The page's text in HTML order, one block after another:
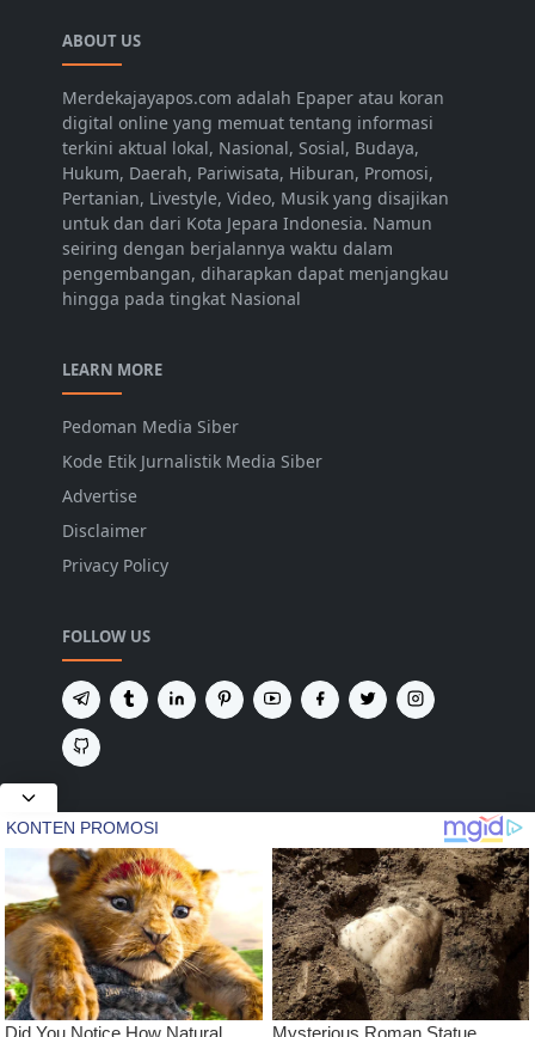
ABOUT US
Merdekajayapos.com adalah Epaper atau koran
digital online yang memuat tentang informasi
terkini aktual lokal, Nasional, Sosial, Budaya,
Hukum, Daerah, Pariwisata, Hiburan, Promosi,
Pertanian, Livestyle, Video, Musik yang disajikan
untuk dan dari Kota Jepara Indonesia. Namun
seiring dengan berjalannya waktu dalam
pengembangan, diharapkan dapat menjangkau
hingga pada tingkat Nasional
LEARN MORE
Pedoman Media Siber
Kode Etik Jurnalistik Media Siber
Advertise
Disclaimer
Privacy Policy
FOLLOW US
NEWSLETTER
Tetap terhubung untuk mendapatkan berita
terbaru dan pembaruan penting dari kami.